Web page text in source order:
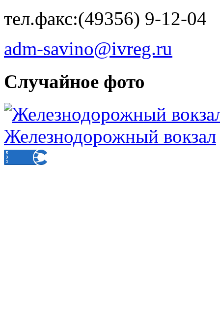
тел.факс:(49356) 9-12-04
adm-savino@ivreg.ru
Случайное фото
Железнодорожный вокзал